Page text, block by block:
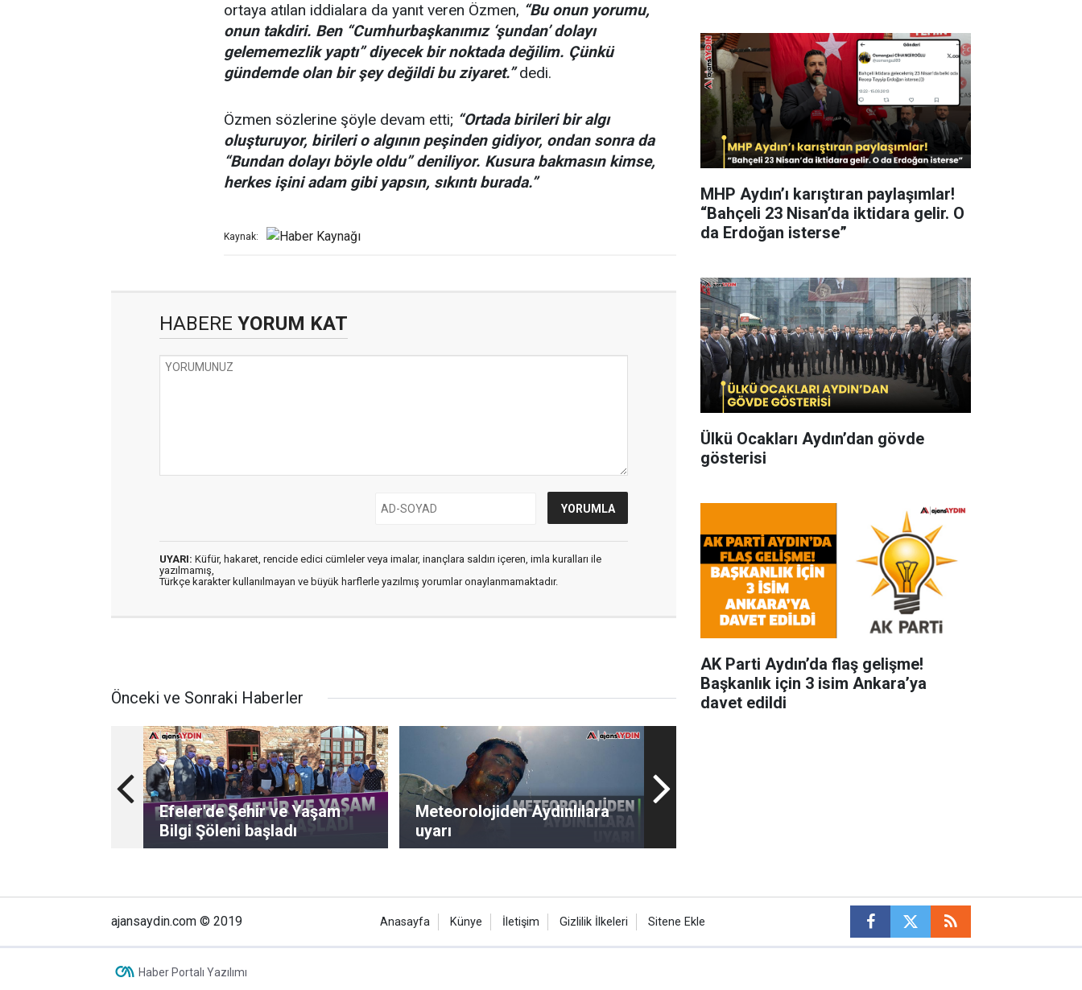
ortaya atılan iddialara da yanıt veren Özmen, “Bu onun yorumu,
onun takdiri. Ben “Cumhurbaşkanımız ‘şundan’ dolayı
gelememezlik yaptı” diyecek bir noktada değilim. Çünkü
gündemde olan bir şey değildi bu ziyaret.”dedi.
Özmen sözlerine şöyle devam etti; “Ortada birileri bir algı
oluşturuyor, birileri o algının peşinden gidiyor, ondan sonra da
“Bundan dolayı böyle oldu” deniliyor. Kusura bakmasın kimse,
herkes işini adam gibi yapsın, sıkıntı burada.”
Kaynak:
HABERE YORUM KAT
UYARI: Küfür, hakaret, rencide edici cümleler veya imalar, inançlara saldırı içeren, imla kuralları ile
yazılmamış,
Türkçe karakter kullanılmayan ve büyük harflerle yazılmış yorumlar onaylanmamaktadır.
Önceki ve Sonraki Haberler
Efeler'de Şehir ve Yaşam
Bilgi Şöleni başladı
Meteorolojiden Aydınlılara
uyarı
MHP Aydın’ı karıştıran paylaşımlar!
“Bahçeli 23 Nisan’da iktidara gelir. O
da Erdoğan isterse”
Ülkü Ocakları Aydın’dan gövde
gösterisi
AK Parti Aydın’da flaş gelişme!
Başkanlık için 3 isim Ankara’ya
davet edildi
ajansaydin.com © 2019 Anasayfa Künye İletişim Gizlilik İlkeleri Sitene Ekle
Haber Portalı Yazılımı